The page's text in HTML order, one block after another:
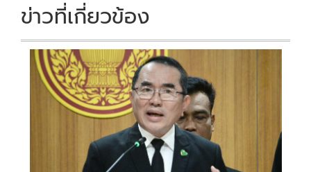
ข่าวที่เกี่ยวข้อง